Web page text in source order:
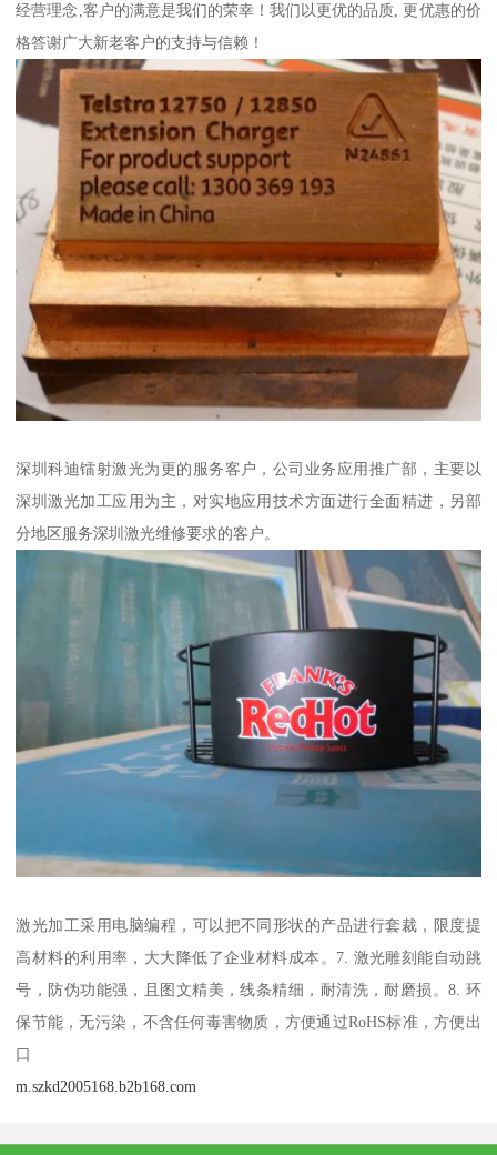
经营理念,客户的满意是我们的荣幸！我们以更优的品质, 更优惠的价
格答谢广大新老客户的支持与信赖！
深圳科迪镭射激光为更的服务客户，公司业务应用推广部，主要以
深圳激光加工应用为主，对实地应用技术方面进行全面精进，另部
分地区服务深圳激光维修要求的客户。
激光加工采用电脑编程，可以把不同形状的产品进行套裁，限度提
高材料的利用率，大大降低了企业材料成本。7. 激光雕刻能自动跳
号，防伪功能强，且图文精美，线条精细，耐清洗，耐磨损。8. 环
保节能，无污染，不含任何毒害物质，方便通过RoHS标准，方便出
口
m.szkd2005168.b2b168.com